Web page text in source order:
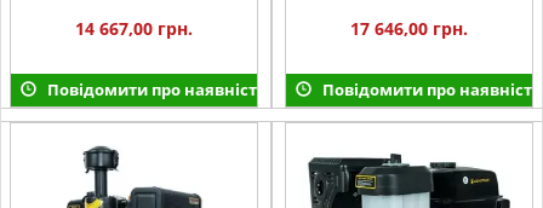
14 667,00 грн.
Повідомити про наявність
17 646,00 грн.
Повідомити про наявність